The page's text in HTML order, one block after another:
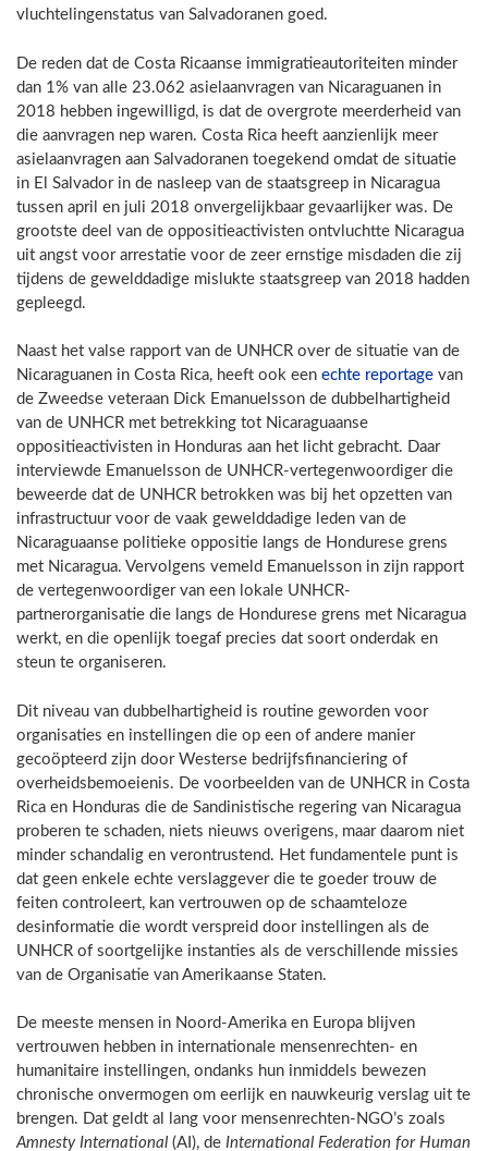
vluchtelingenstatus van Salvadoranen goed.
De reden dat de Costa Ricaanse immigratieautoriteiten minder
dan 1% van alle 23.062 asielaanvragen van Nicaraguanen in
2018 hebben ingewilligd, is dat de overgrote meerderheid van
die aanvragen nep waren. Costa Rica heeft aanzienlijk meer
asielaanvragen aan Salvadoranen toegekend omdat de situatie
in El Salvador in de nasleep van de staatsgreep in Nicaragua
tussen april en juli 2018 onvergelijkbaar gevaarlijker was. De
grootste deel van de oppositieactivisten ontvluchtte Nicaragua
uit angst voor arrestatie voor de zeer ernstige misdaden die zij
tijdens de gewelddadige mislukte staatsgreep van 2018 hadden
gepleegd.
Naast het valse rapport van de UNHCR over de situatie van de
Nicaraguanen in Costa Rica, heeft ook een echte reportage van
de Zweedse veteraan Dick Emanuelsson de dubbelhartigheid
van de UNHCR met betrekking tot Nicaraguaanse
oppositieactivisten in Honduras aan het licht gebracht. Daar
interviewde Emanuelsson de UNHCR-vertegenwoordiger die
beweerde dat de UNHCR betrokken was bij het opzetten van
infrastructuur voor de vaak gewelddadige leden van de
Nicaraguaanse politieke oppositie langs de Hondurese grens
met Nicaragua. Vervolgens vemeld Emanuelsson in zijn rapport
de vertegenwoordiger van een lokale UNHCR-
partnerorganisatie die langs de Hondurese grens met Nicaragua
werkt, en die openlijk toegaf precies dat soort onderdak en
steun te organiseren.
Dit niveau van dubbelhartigheid is routine geworden voor
organisaties en instellingen die op een of andere manier
gecoöpteerd zijn door Westerse bedrijfsfinanciering of
overheidsbemoeienis. De voorbeelden van de UNHCR in Costa
Rica en Honduras die de Sandinistische regering van Nicaragua
proberen te schaden, niets nieuws overigens, maar daarom niet
minder schandalig en verontrustend. Het fundamentele punt is
dat geen enkele echte verslaggever die te goeder trouw de
feiten controleert, kan vertrouwen op de schaamteloze
desinformatie die wordt verspreid door instellingen als de
UNHCR of soortgelijke instanties als de verschillende missies
van de Organisatie van Amerikaanse Staten.
De meeste mensen in Noord-Amerika en Europa blijven
vertrouwen hebben in internationale mensenrechten- en
humanitaire instellingen, ondanks hun inmiddels bewezen
chronische onvermogen om eerlijk en nauwkeurig verslag uit te
brengen. Dat geldt al lang voor mensenrechten-NGO’s zoals
Amnesty International (AI), de International Federation for Human